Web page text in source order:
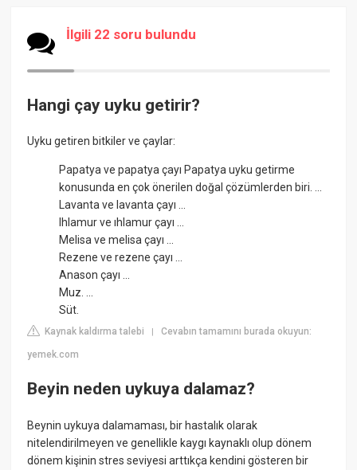
İlgili 22 soru bulundu
Hangi çay uyku getirir?
Uyku getiren bitkiler ve çaylar:
Papatya ve papatya çayı Papatya uyku getirme
konusunda en çok önerilen doğal çözümlerden biri. ...
Lavanta ve lavanta çayı ...
Ihlamur ve ıhlamur çayı ...
Melisa ve melisa çayı ...
Rezene ve rezene çayı ...
Anason çayı ...
Muz. ...
Süt.
Kaynak kaldırma talebi |Cevabın tamamını burada okuyun:
yemek.com
Beyin neden uykuya dalamaz?
Beynin uykuya dalamaması, bir hastalık olarak
nitelendirilmeyen ve genellikle kaygı kaynaklı olup dönem
dönem kişinin stres seviyesi arttıkça kendini gösteren bir